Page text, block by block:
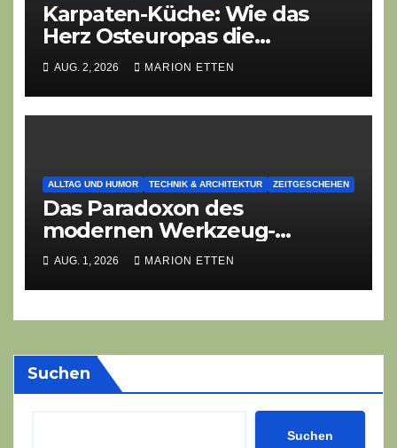
Karpaten-Küche: Wie das
Herz Osteuropas die
moderne Ethno-Gastronomie
erobert
AUG. 2, 2026 MARION ETTEN
ALLTAG UND HUMOR TECHNIK & ARCHITEKTUR ZEITGESCHEHEN
Das Paradoxon des
modernen Werkzeug-
Fetischismus: Von
Gürteltaschen-Managern und
KI-Art-Directoren
AUG. 1, 2026 MARION ETTEN
Suchen
Suchen